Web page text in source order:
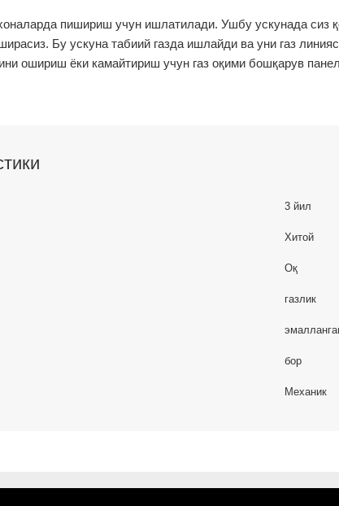
пишириш учун ишлатилади. Ушбу ускунада сиз
Бу ускуна табиий газда ишлайди ва уни газ
ошириш ёки камайтириш учун газ оқими бошқарув
3 йил
Хитой
Оқ
газлик
бор
Механик